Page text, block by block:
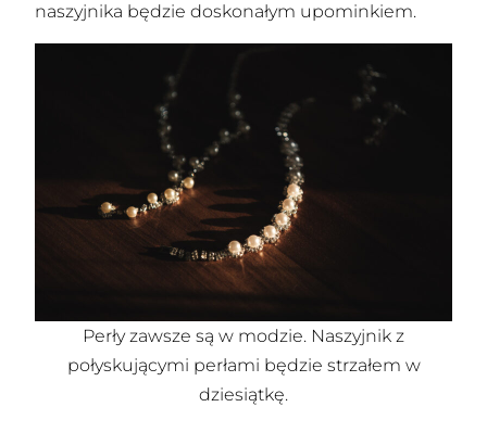
naszyjnika będzie doskonałym upominkiem.
Perły zawsze są w modzie. Naszyjnik z
połyskującymi perłami będzie strzałem w
dziesiątkę.